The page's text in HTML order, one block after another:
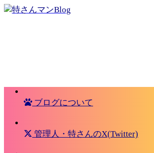
ブログについて
管理人・特さんのX(Twitter)